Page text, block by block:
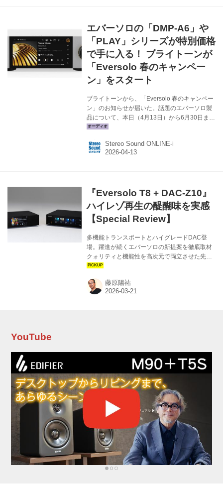
バーター：Eversolo DAC-Z10 ￥374,000（税
込） エバーソロの製品は...
エバーソロの「DMP-A6」や
「PLAY」シリーズが特別価格
で手に入る！ ブライトーンが
「Eversolo 春のキャンペー
ン」をスタート
ブライトーンから、「Eversolo 春のキャンペー
ン」のお知らせが届いた。話題のエバーソロ製
品について、本日（4月13日）から6月30日まで
の期間で、新製品購入時に特別価格で販売する
ン価格は以下の通り。エバーソロのミュージッ
クストリーマーや一体型システムは、使いやす
●対象モデルとキャンペーン価格 DMP-A6
Master Edition Gen2 ￥242,000（税込） DMP-
A6 Gen2 ￥198,000（...
Stereo Sound ONLINE-i
『Eversolo T8 + DAC-Z10』
ハイレゾ再生の醍醐味を実感
【Special Review】
多機能トランスポートとハイグレードDAC登
場。躍進が続くエバーソロの新提案を徹底取材
クォリティと機能性を高次元で両立させた先進
的なモノづくりで、高い評価を獲得し、快進撃
ネットワークプレーヤーの最高峰DMP-A10の開
発で培った技術、ノウハウを積極的に投入して
Transport T8 ￥297,000 税込 ● 型...
藤原陽祐
YouTube